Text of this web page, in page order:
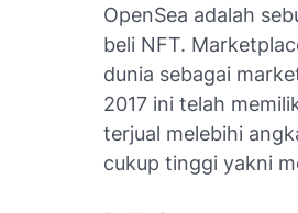
OpenSea adalah
beli NFT.
dunia sebagai
2017 ini telah
terjual melebihi
cukup tinggi yakni